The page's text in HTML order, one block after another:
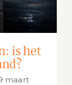
is het
maart